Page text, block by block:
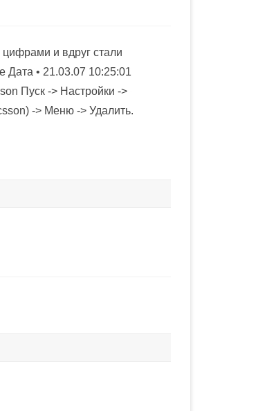
и вдруг стали
Дата • 21.03.07 10:25:01
Пуск -> Настройки ->
-> Меню -> Удалить.